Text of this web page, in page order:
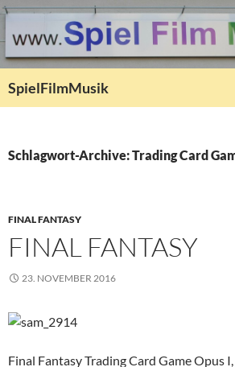
SpielFilmMusik
Schlagwort-Archive: Trading Card
FINAL FANTASY
FINAL FANTASY
23. NOVEMBER 2016
Final Fantasy Trading Card Game Opus